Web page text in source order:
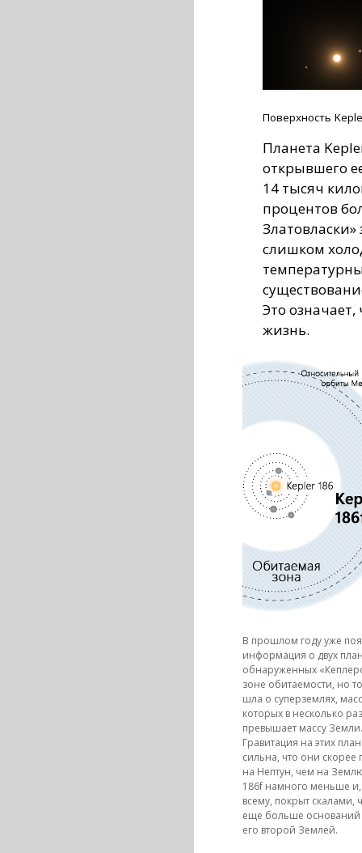
Поверхность
Планета
открывшего
14 тысяч
процентов
Златовласки»
слишком
Это
жизнь.
В прошлом году уже
информация о двух
обнаруженных
зоне обитаемости, но
шла о суперземлях,
которых в несколько раз
превышает массу Земли.
Гравитация на этих
сильна, что они скорее
на Нептун, чем на
186f намного меньше и,
всему, покрыт скалами,
еще больше оснований
его второй Землей.